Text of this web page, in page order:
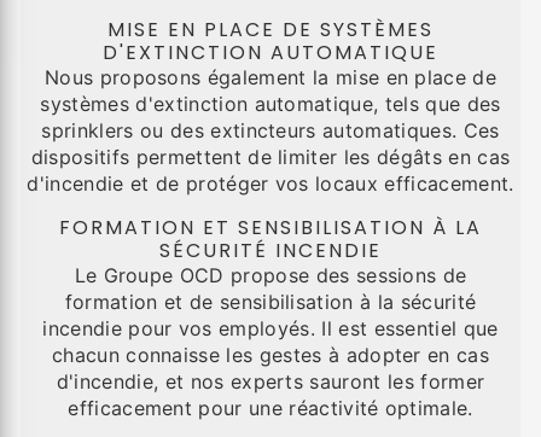
MISE EN PLACE DE SYSTÈMES
D'EXTINCTION AUTOMATIQUE
Nous proposons également la mise en place de
systèmes d'extinction automatique, tels que des
sprinklers ou des extincteurs automatiques. Ces
dispositifs permettent de limiter les dégâts en cas
d'incendie et de protéger vos locaux efficacement.
FORMATION ET SENSIBILISATION À LA
SÉCURITÉ INCENDIE
Le Groupe OCD propose des sessions de
formation et de sensibilisation à la sécurité
incendie pour vos employés. Il est essentiel que
chacun connaisse les gestes à adopter en cas
d'incendie, et nos experts sauront les former
efficacement pour une réactivité optimale.